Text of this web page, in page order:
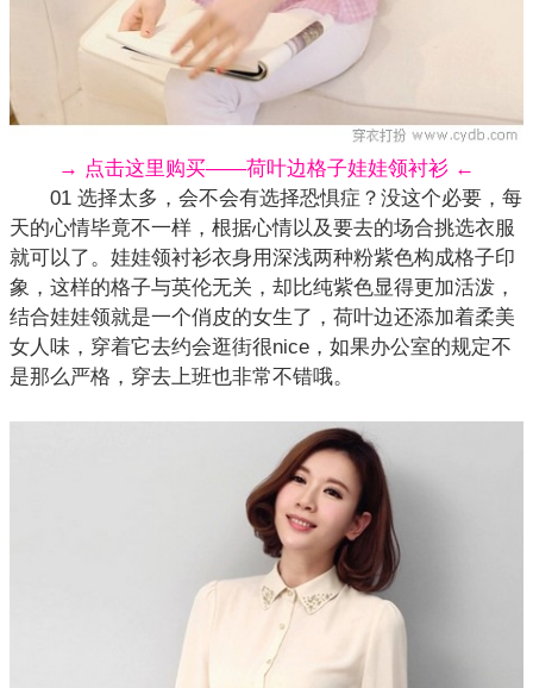
→ 点击这里购买——荷叶边格子娃娃领衬衫 ←
01 选择太多，会不会有选择恐惧症？没这个必要，每
天的心情毕竟不一样，根据心情以及要去的场合挑选衣服
就可以了。娃娃领衬衫衣身用深浅两种粉紫色构成格子印
象，这样的格子与英伦无关，却比纯紫色显得更加活泼，
结合娃娃领就是一个俏皮的女生了，荷叶边还添加着柔美
女人味，穿着它去约会逛街很nice，如果办公室的规定不
是那么严格，穿去上班也非常不错哦。